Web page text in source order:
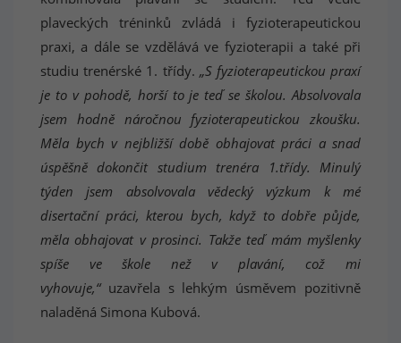
plaveckých tréninků zvládá i fyzioterapeutickou
praxi, a dále se vzdělává ve fyzioterapii a také při
studiu trenérské 1. třídy. „S fyzioterapeutickou praxí
je to v pohodě, horší to je teď se školou. Absolvovala
jsem hodně náročnou fyzioterapeutickou zkoušku.
Měla bych v nejbližší době obhajovat práci a snad
úspěšně dokončit studium trenéra 1.třídy. Minulý
týden jsem absolvovala vědecký výzkum k mé
disertační práci, kterou bych, když to dobře půjde,
měla obhajovat v prosinci. Takže teď mám myšlenky
spíše ve škole než v plavání, což mi
vyhovuje,“uzavřela s lehkým úsměvem pozitivně
naladěná Simona Kubová.